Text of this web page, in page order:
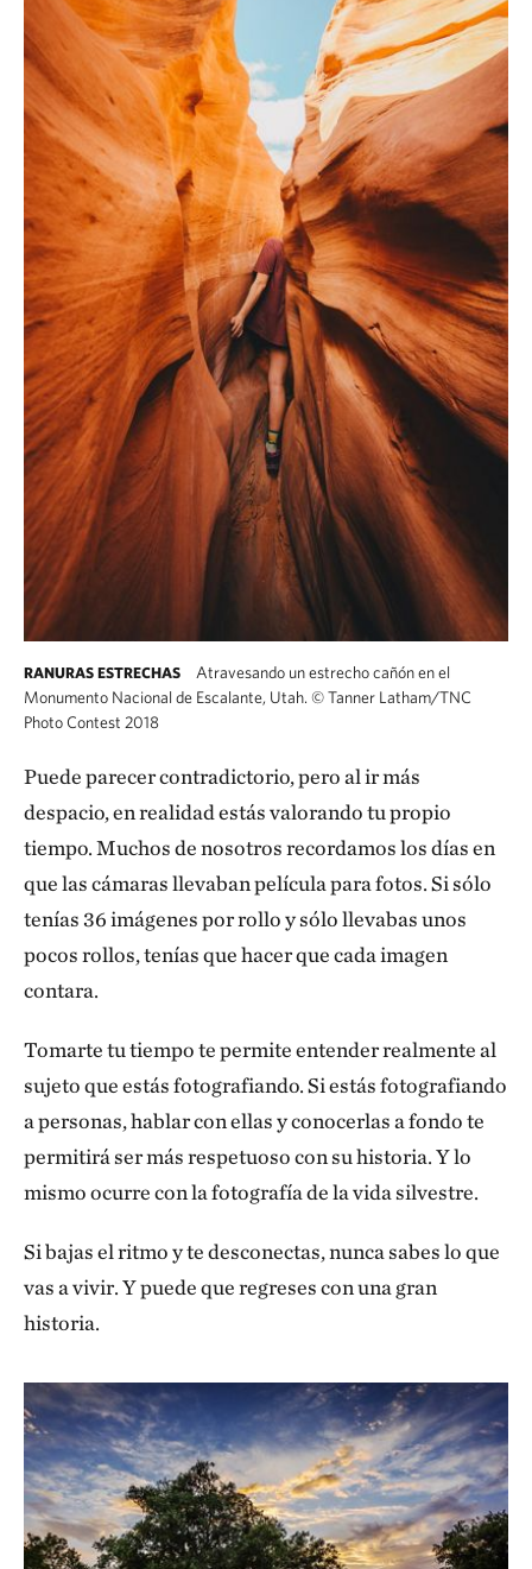
RANURAS ESTRECHAS
Atravesando un estrecho cañón en el
Monumento Nacional de Escalante, Utah. ©Tanner Latham/TNC
Photo Contest 2018
Puede parecer contradictorio, pero al ir más
despacio, en realidad estás valorando tu propio
tiempo. Muchos de nosotros recordamos los días en
que las cámaras llevaban película para fotos. Si sólo
tenías 36 imágenes por rollo y sólo llevabas unos
pocos rollos, tenías que hacer que cada imagen
contara.
Tomarte tu tiempo te permite entender realmente al
sujeto que estás fotografiando. Si estás fotografiando
a personas, hablar con ellas y conocerlas a fondo te
permitirá ser más respetuoso con su historia. Y lo
mismo ocurre con la fotografía de la vida silvestre.
Si bajas el ritmo y te desconectas, nunca sabes lo que
vas a vivir. Y puede que regreses con una gran
historia.